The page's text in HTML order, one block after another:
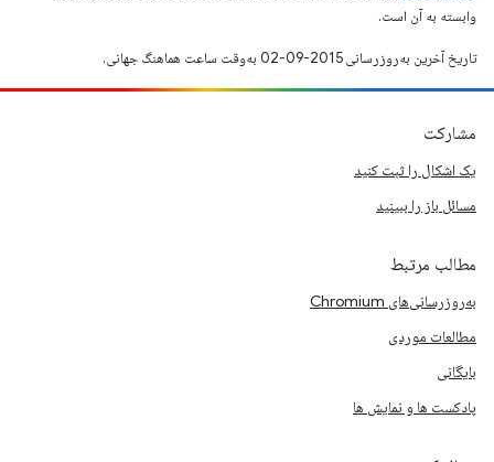
وابسته به آن است.
تاریخ آخرین به‌روزرسانی 2015-09-02 به‌وقت ساعت هماهنگ جهانی.
مشارکت
یک اشکال را ثبت کنید
مسائل باز را ببینید
مطالب مرتبط
به‌روزرسانی‌های Chromium
مطالعات موردی
بایگانی
پادکست ها و نمایش ها